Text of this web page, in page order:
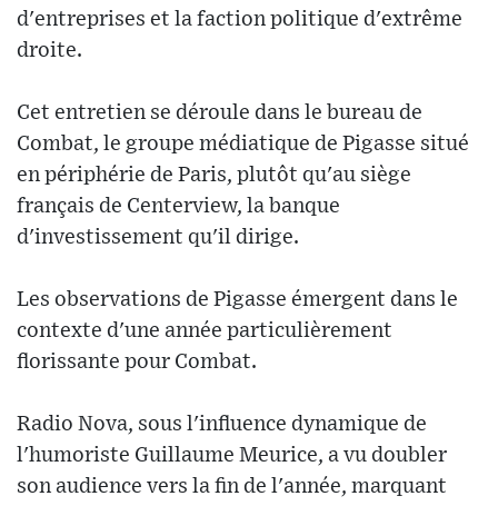
d'entreprises et la faction politique d'extrême
droite.
Cet entretien se déroule dans le bureau de
Combat, le groupe médiatique de Pigasse situé
en périphérie de Paris, plutôt qu'au siège
français de Centerview, la banque
d'investissement qu'il dirige.
Les observations de Pigasse émergent dans le
contexte d'une année particulièrement
florissante pour Combat.
Radio Nova, sous l'influence dynamique de
l'humoriste Guillaume Meurice, a vu doubler
son audience vers la fin de l'année, marquant